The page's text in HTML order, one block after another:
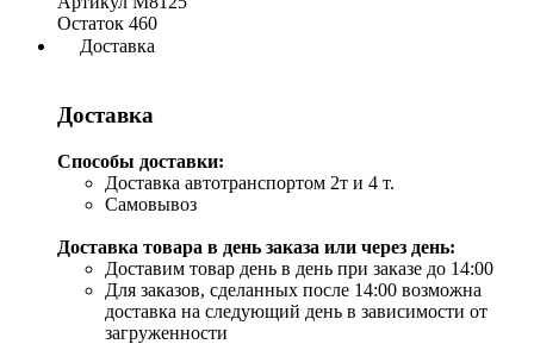
Остаток 460
Доставка
Доставка
Способы доставки:
Доставка автотранспортом 2т и 4 т.
Самовывоз
Доставка товара в день заказа или через день:
Доставим товар день в день при заказе до 14:00
Для заказов, сделанных после 14:00 возможна
доставка на следующий день в зависимости от
загруженности